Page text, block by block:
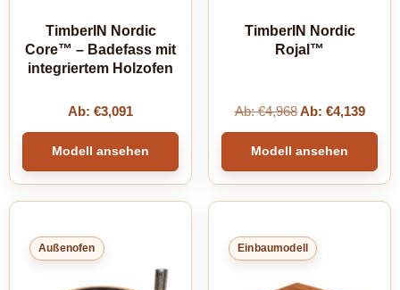
TimberIN Nordic
Core™ – Badefass mit
integriertem Holzofen
Ab: €3,091
Modell ansehen
TimberIN Nordic
Rojal™
Ab:€4,968 Ab: €4,139
Modell ansehen
Außenofen Einbaumodell